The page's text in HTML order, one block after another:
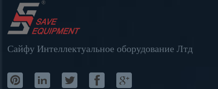
Сайфу Интеллектуальное оборудование Лтд